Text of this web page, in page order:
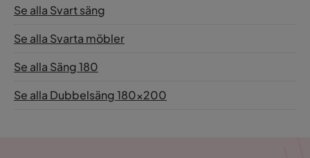
Se alla Svart säng
Se alla Svarta möbler
Se alla Säng 180
Se alla Dubbelsäng 180x200